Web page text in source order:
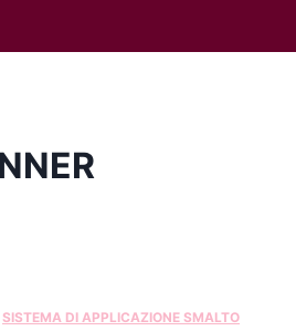
SISTEMA DI APPLICAZIONE SMALTO